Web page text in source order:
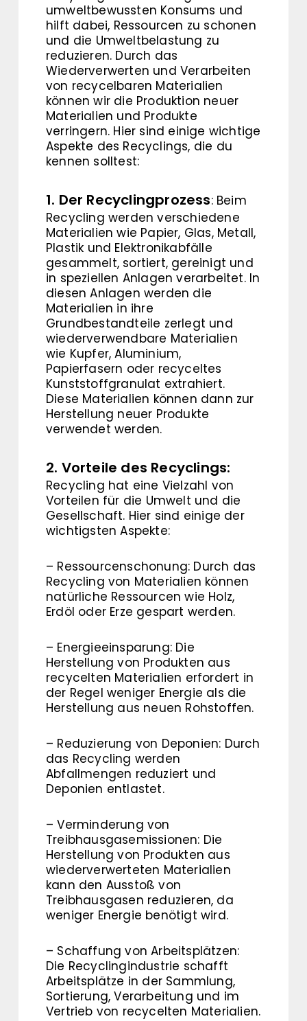
umweltbewussten Konsums und
hilft dabei, Ressourcen zu schonen
und die Umweltbelastung zu
reduzieren. Durch das
Wiederverwerten und Verarbeiten
von recycelbaren Materialien
können wir die Produktion neuer
Materialien und Produkte
verringern. Hier sind einige wichtige
Aspekte des Recyclings, die du
kennen solltest:
1. Der Recyclingprozess: Beim
Recycling werden verschiedene
Materialien wie Papier, Glas, Metall,
Plastik und Elektronikabfälle
gesammelt, sortiert, gereinigt und
in speziellen Anlagen verarbeitet. In
diesen Anlagen werden die
Materialien in ihre
Grundbestandteile zerlegt und
wiederverwendbare Materialien
wie Kupfer, Aluminium,
Papierfasern oder recyceltes
Kunststoffgranulat extrahiert.
Diese Materialien können dann zur
Herstellung neuer Produkte
verwendet werden.
2. Vorteile des Recyclings:
Recycling hat eine Vielzahl von
Vorteilen für die Umwelt und die
Gesellschaft. Hier sind einige der
wichtigsten Aspekte:
– Ressourcenschonung: Durch das
Recycling von Materialien können
natürliche Ressourcen wie Holz,
Erdöl oder Erze gespart werden.
– Energieeinsparung: Die
Herstellung von Produkten aus
recycelten Materialien erfordert in
der Regel weniger Energie als die
Herstellung aus neuen Rohstoffen.
– Reduzierung von Deponien: Durch
das Recycling werden
Abfallmengen reduziert und
Deponien entlastet.
– Verminderung von
Treibhausgasemissionen: Die
Herstellung von Produkten aus
wiederverwerteten Materialien
kann den Ausstoß von
Treibhausgasen reduzieren, da
weniger Energie benötigt wird.
– Schaffung von Arbeitsplätzen:
Die Recyclingindustrie schafft
Arbeitsplätze in der Sammlung,
Sortierung, Verarbeitung und im
Vertrieb von recycelten Materialien.